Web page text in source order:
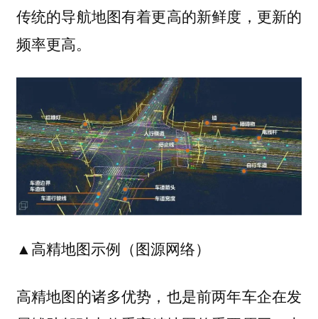
传统的导航地图有着更高的新鲜度，更新的
频率更高。
▲高精地图示例（图源网络）
高精地图的诸多优势，也是前两年车企在发